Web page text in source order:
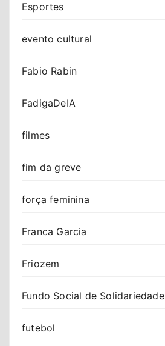
Esportes
evento cultural
Fabio Rabin
FadigaDeIA
filmes
fim da greve
força feminina
Franca Garcia
Friozem
Fundo Social de Solidariedade
futebol